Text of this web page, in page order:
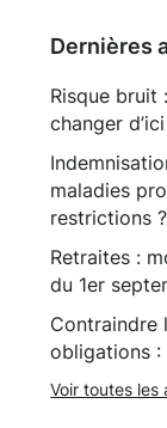
Dernières
Risque bruit
changer
maladies
restrictions ?
Retraites :
du 1er
Contraindre
obligations :
Voir toutes les